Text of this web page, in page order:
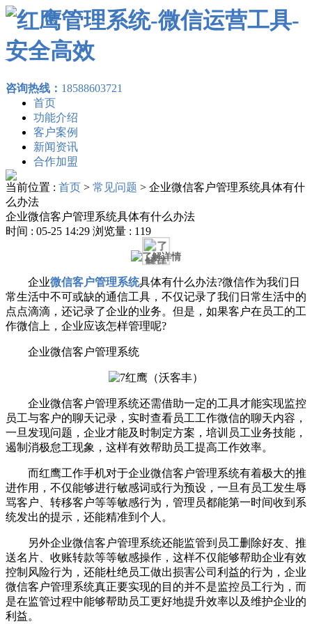
咨询热线： 18588603721
首页
功能介绍
客户案例
新闻资讯
合作加盟
当前位置 : 首页 > 常见问题 > 企业微信客户管理系统具体有什
么办法
企业微信客户管理系统具体有什么办法
时间 : 05-25 14:29 浏览量 : 119
企业微信客户管理系统具体有什么办法?微信作为我们日
常生活中不可或缺的通信工具，不仅记录了我们日常生活中的
点点滴滴，还记录了企业的业务。但是，如果客户在员工的工
作微信上，企业应该怎样管理呢?
企业微信客户管理系统
企业微信客户管理系统还需借助一定的工具才能实现监控
员工与客户的聊天记录，实时查看员工工作微信的聊天内容，
一旦发现问题，企业才能及时制定方案，培训员工业务技能，
遏制消极怠工现象，这样有效帮助员工提高工作效率。
而红鹰工作手机对于企业微信客户管理系统有着极大的推
进作用，不仅能够进行敏感词或行为预设，一旦有员工发生辱
骂客户、转移客户等等敏感行为，管理员都能第一时间收到系
统发出的提示，还能精准到个人。
另外企业微信客户管理系统还能监管到员工删除好友、推
送名片、收账转款等等敏感操作，这样不仅能够帮助企业有效
控制风险行为，还能杜绝员工做出损害公司利益的行为，企业
微信客户管理系统真正要实现的目的并不是监控员工行为，而
是在监管过程中能够帮助员工更好地提升效率以及维护企业的
利益。